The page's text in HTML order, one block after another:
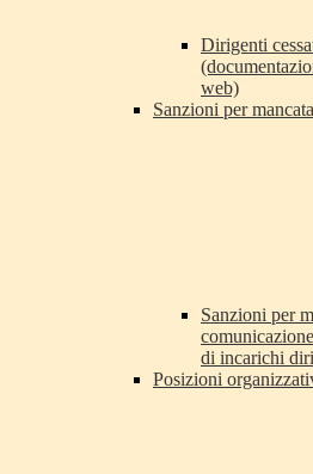
Dirigenti
web)
Sanzioni per
Sanzioni per
di incarichi
Posizioni